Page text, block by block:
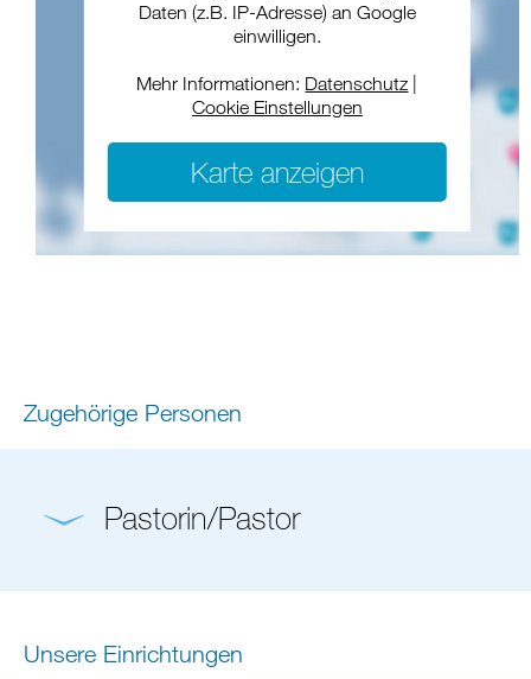
Daten (z.B. IP-Adresse) an Google
einwilligen.
Mehr Informationen: Datenschutz
Cookie Einstellungen
Karte anzeigen
Zugehörige Personen
Pastorin/Pastor
Unsere Einrichtungen